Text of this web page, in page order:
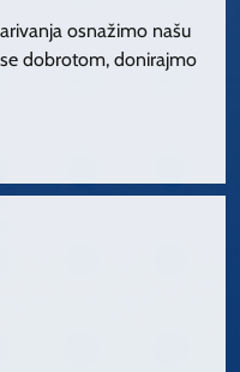
osnažimo našu
dobrotom, donirajmo